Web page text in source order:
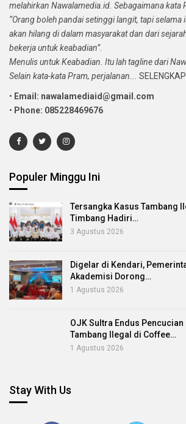
melahirkan Nawalamedia.id. Sebagaimana kata
“Orang boleh pandai setinggi langit, tapi selama
akan hilang di dalam masyarakat dan dari
bekerja untuk keabadian”.
Menulis untuk Keabadian. Itu lah tagline dari
Selain kata-kata Pram, perjalanan...
• Email: nawalamediaid@gmail.com
• Phone: 085228469676
Populer Minggu Ini
Tersangka Kasus Tambang
Timbang Hadiri…
3 Agustus 2026
Digelar di Kendari,
Akademisi Dorong…
1 Agustus 2026
OJK Sultra Endus Pencucian
Tambang Ilegal di Coffee…
1 Agustus 2026
Stay With Us